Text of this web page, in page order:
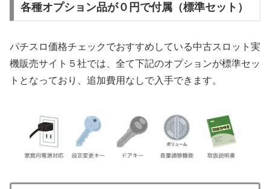
各種オプション品が０円で付属（標準セット）
パチスロ価格チェックでおすすめしている中古スロット実
機販売サイト５社では、全て下記のオプションが標準セッ
トとなっており、追加費用なしで入手できます。